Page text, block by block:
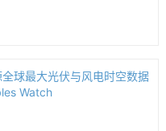
全球最大光伏与风电时空数据
Watch